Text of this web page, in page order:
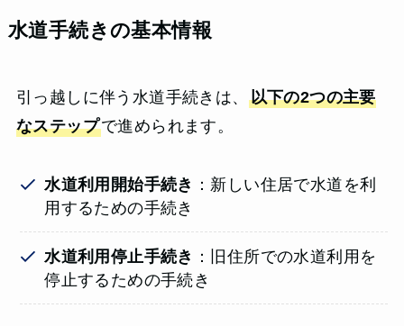
水道手続きの基本情報
引っ越しに伴う水道手続きは、 以下の2つの主要
なステップで進められます。
水道利用開始手続き ：新しい住居で水道を利
用するための手続き
水道利用停止手続き ：旧住所での水道利用を
停止するための手続き